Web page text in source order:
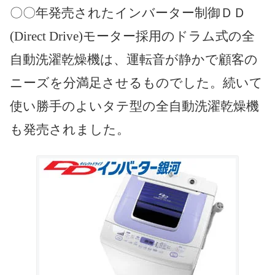
〇〇年発売されたインバーター制御ＤＤ
(Direct Drive)モーター採用のドラム式の全
自動洗濯乾燥機は、運転音が静かで顧客の
ニーズを分満足させるものでした。続いて
使い勝手のよいタテ型の全自動洗濯乾燥機
も発売されました。